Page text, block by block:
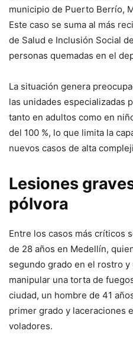
municipio de Puerto Berrío,
Este caso se suma al más
de Salud e Inclusión Social
personas quemadas en el
La situación genera
las unidades especializadas
tanto en adultos como en
del 100 %, lo que limita la
nuevos casos de alta
Lesiones
pólvora
Entre los casos más críticos
de 28 años en Medellín,
segundo grado en el rostro
manipular una torta de
ciudad, un hombre de 41
primer grado y laceraciones
voladores.